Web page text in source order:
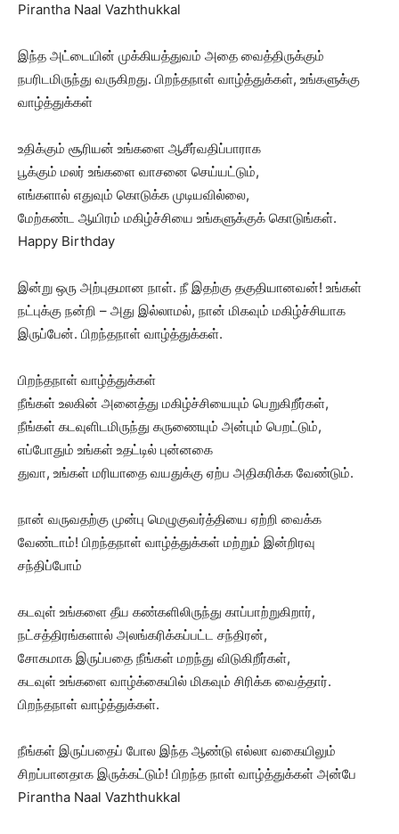
Pirantha Naal Vazhthukkal
இந்த அட்டையின் முக்கியத்துவம் அதை வைத்திருக்கும்
நபரிடமிருந்து வருகிறது. பிறந்தநாள் வாழ்த்துக்கள், உங்களுக்கு
வாழ்த்துக்கள்
உதிக்கும் சூரியன் உங்களை ஆசீர்வதிப்பாராக
பூக்கும் மலர் உங்களை வாசனை செய்யட்டும்,
எங்களால் எதுவும் கொடுக்க முடியவில்லை,
மேற்கண்ட ஆயிரம் மகிழ்ச்சியை உங்களுக்குக் கொடுங்கள்.
Happy Birthday
இன்று ஒரு அற்புதமான நாள். நீ இதற்கு தகுதியானவன்! உங்கள்
நட்புக்கு நன்றி – அது இல்லாமல், நான் மிகவும் மகிழ்ச்சியாக
இருப்பேன். பிறந்தநாள் வாழ்த்துக்கள்.
பிறந்தநாள் வாழ்த்துக்கள்
நீங்கள் உலகின் அனைத்து மகிழ்ச்சியையும் பெறுகிறீர்கள்,
நீங்கள் கடவுளிடமிருந்து கருணையும் அன்பும் பெறட்டும்,
எப்போதும் உங்கள் உதட்டில் புன்னகை
துவா, உங்கள் மரியாதை வயதுக்கு ஏற்ப அதிகரிக்க வேண்டும்.
நான் வருவதற்கு முன்பு மெழுகுவர்த்தியை ஏற்றி வைக்க
வேண்டாம்! பிறந்தநாள் வாழ்த்துக்கள் மற்றும் இன்றிரவு
சந்திப்போம்
கடவுள் உங்களை தீய கண்களிலிருந்து காப்பாற்றுகிறார்,
நட்சத்திரங்களால் அலங்கரிக்கப்பட்ட சந்திரன்,
சோகமாக இருப்பதை நீங்கள் மறந்து விடுகிறீர்கள்,
கடவுள் உங்களை வாழ்க்கையில் மிகவும் சிரிக்க வைத்தார்.
பிறந்தநாள் வாழ்த்துக்கள்.
நீங்கள் இருப்பதைப் போல இந்த ஆண்டு எல்லா வகையிலும்
சிறப்பானதாக இருக்கட்டும்! பிறந்த நாள் வாழ்த்துக்கள் அன்பே
Pirantha Naal Vazhthukkal